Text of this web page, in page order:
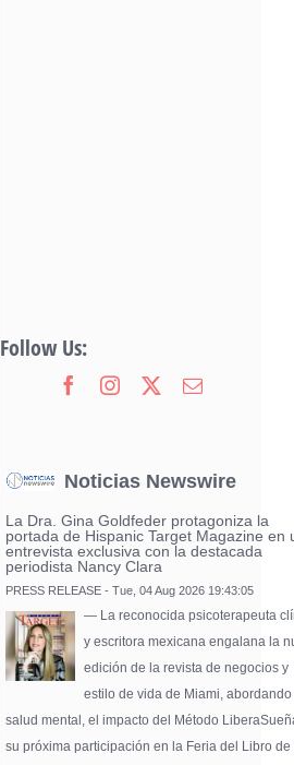
Follow Us:
Noticias Newswire
La Dra. Gina Goldfeder protagoniza la
portada de Hispanic Target Magazine en
entrevista exclusiva con la destacada
periodista Nancy Clara
PRESS RELEASE - Tue, 04 Aug 2026 19:43:05
— La reconocida psicoterapeuta
y escritora mexicana engalana la
edición de la revista de negocios y
estilo de vida de Miami,
salud mental, el impacto del Método
su próxima participación en la Feria del Libro de